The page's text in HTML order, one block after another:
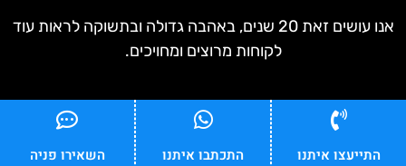
אנו עושים זאת 20 שנים, באהבה גדולה ובתשוקה לראות עוד
לקוחות מרוצים ומחויכים.
התייעצו איתנו התכתבו איתנו השאירו פניה